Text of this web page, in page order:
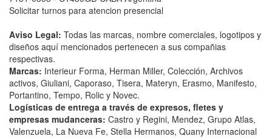
Solicitar turnos para atencion presencial
Aviso Legal: Todas las marcas, nombre comerciales, logotipos y
diseños aquí mencionados pertenecen a sus compañias
respectivas.
Marcas: Interieur Forma, Herman Miller, Colección, Archivos
activos, Giuliani, Caporaso, Tisera, Materyn, Erasmo, Manifesto,
Portantino, Tempo, Rolic y Novec.
Logísticas de entrega a través de expresos, fletes y
empresas mudanceras: Castro y Regini, Mendez, Grupo Atlas,
Valenzuela, La Nueva Fe, Stella Hermanos, Quany Internacional